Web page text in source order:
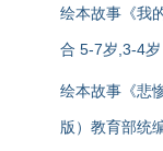
绘本故事《我
合 5-7岁,3-4岁
绘本故事《悲
版）教育部统